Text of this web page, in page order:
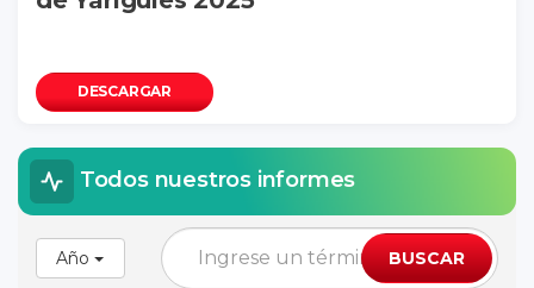
DESCARGAR
Todos nuestros informes
Año BUSCAR